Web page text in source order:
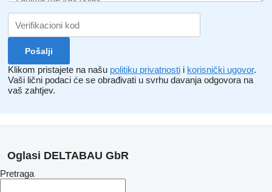
Klikom pristajete na našu politiku privatnosti i korisnički ugovor.
Vaši lični podaci će se obrađivati ​​u svrhu davanja odgovora na
vaš zahtjev.
Oglasi DELTABAU GbR
Pretraga